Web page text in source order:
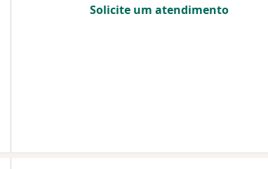
Solicite um atendimento